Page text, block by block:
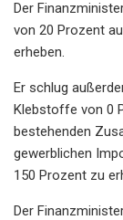
Der
von 20 Prozent
erheben.
Er schlug
Klebstoffe von 0
bestehenden
gewerblichen
150 Prozent zu
Der